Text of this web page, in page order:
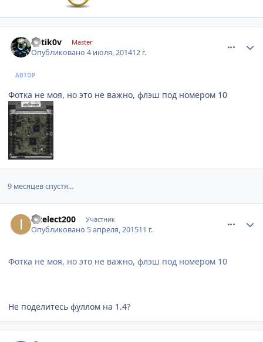
k0tik0v Master
Опубликовано4 июля, 201412 г.
АВТОР
Фотка не моя, но это не важно, флэш под номером 10
9 месяцев спустя...
intelect200 Участник
Опубликовано 5 апреля, 201511 г.
Фотка не моя, но это не важно, флэш под номером 10
Не поделитесь фуллом на 1.4?